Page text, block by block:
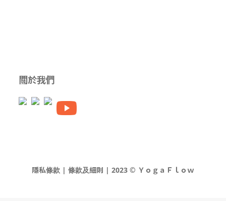
關於我們
隱私條款 | 條款及細則 | 2023 © ＹｏｇａＦｌｏｗ